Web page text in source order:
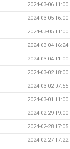
2024-03-06 11:00
2024-03-05 16:00
2024-03-05 11:00
2024-03-04 16:24
2024-03-04 11:00
2024-03-02 18:00
2024-03-02 07:55
2024-03-01 11:00
2024-02-29 19:00
2024-02-28 17:05
2024-02-27 17:22